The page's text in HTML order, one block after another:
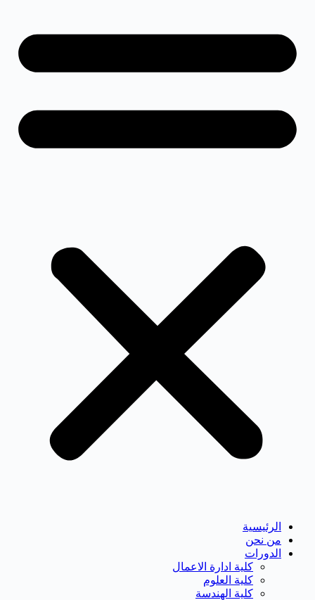
الرئيسية
من نحن
الدورات
كلية ادارة الاعمال
كلية العلوم
كلية الهندسة